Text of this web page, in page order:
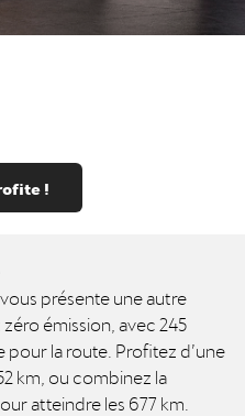
!
présente une autre
émission, avec 245
la route. Profitez d’une
km, ou combinez la
atteindre les 677 km.